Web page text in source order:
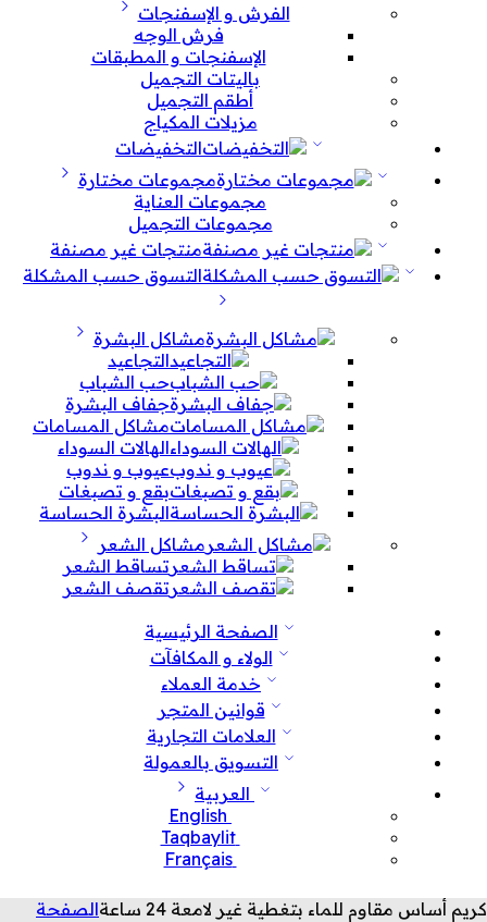
الفرش و الإسفنجات
فرش الوجه
الإسفنجات و المطبقات
باليتات التجميل
أطقم التجميل
مزيلات المكياج
التخفيضات
مجموعات مختارة
مجموعات العناية
مجموعات التجميل
منتجات غير مصنفة
التسوق حسب المشكلة
مشاكل البشرة
التجاعيد
حب الشباب
جفاف البشرة
مشاكل المسامات
الهالات السوداء
عيوب و ندوب
بقع و تصبغات
البشرة الحساسة
مشاكل الشعر
تساقط الشعر
تقصف الشعر
الصفحة الرئيسية
الولاء و المكافآت
خدمة العملاء
قوانين المتجر
العلامات التجارية
التسويق بالعمولة
العربية
English
Taqbaylit
Français
كريم أساس مقاوم للماء بتغطية غير لامعة 24 ساعة
الصفحة